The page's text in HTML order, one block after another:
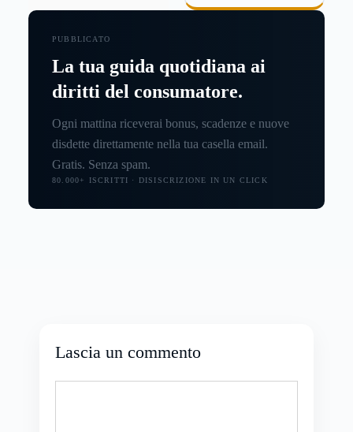
PUBBLICATO
La tua guida quotidiana ai
diritti del consumatore.
Ogni mattina riceverai bonus, scadenze e nuove
disdette direttamente nella tua casella email.
Gratis. Senza spam.
80.000+ ISCRITTI · DISISCRIZIONE IN UN CLICK
Lascia un commento